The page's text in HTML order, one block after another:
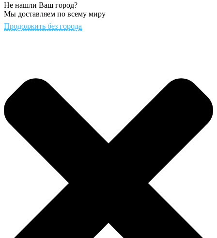
Не нашли Ваш город?
Мы доставляем по всему миру
Продолжить без города